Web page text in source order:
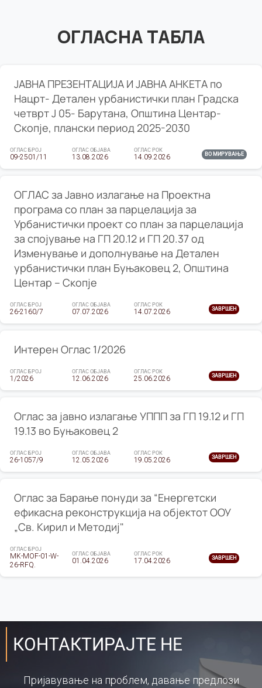
ОГЛАСНА ТАБЛА
ЈАВНА ПРЕЗЕНТАЦИЈА И ЈАВНА АНКЕТА по
Нацрт- Детален урбанистички план Градска
четврт Ј 05- Барутана, Општина Центар-
Скопје, плански период 2025-2030
ОГЛАС БРОЈ
09-2501/11
ОГЛАС ОБЈАВА
13.08.2026
ОГЛАС РОК
14.09.2026 ВО МИРУВАЊЕ
ОГЛАС за Јавно излагање на Проектна
програма со план за парцелација за
Урбанистички проект со план за парцелација
за спојување на ГП 20.12 и ГП 20.37 од
Изменување и дополнување на Детален
урбанистички план Буњаковец 2, Општина
Центар – Скопје
ОГЛАС БРОЈ
26-2160/7
ОГЛАС ОБЈАВА
07.07.2026
ОГЛАС РОК
14.07.2026 ЗАВРШЕН
Интерен Оглас 1/2026
ОГЛАС БРОЈ
1/2026
ОГЛАС ОБЈАВА
12.06.2026
ОГЛАС РОК
25.06.2026 ЗАВРШЕН
Оглас за јавно излагање УППП за ГП 19.12 и ГП
19.13 во Буњаковец 2
ОГЛАС БРОЈ
26-1057/9
ОГЛАС ОБЈАВА
12.05.2026
ОГЛАС РОК
19.05.2026 ЗАВРШЕН
Оглас за Барање понуди за “Енергетски
ефикасна реконструкција на објектот ООУ
„Св. Кирил и Методиј"
ОГЛАС БРОЈ
MK-MOF-01-W-
26-RFQ.
ОГЛАС ОБЈАВА
01.04.2026
ОГЛАС РОК
17.04.2026 ЗАВРШЕН
КОНТАКТИРАЈТЕ НЕ
Пријавување на проблем, давање предлози